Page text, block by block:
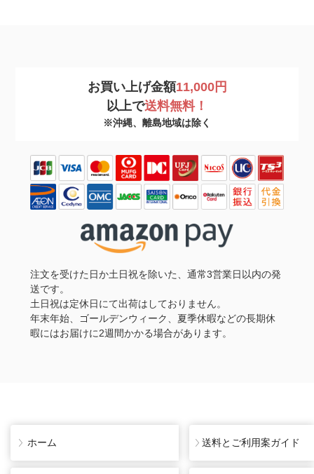
お買い上げ金額11,000円
以上で送料無料！
※沖縄、離島地域は除く
注文を受けた日か土日祝を除いた、通常3営業日以内の発
送です。
土日祝は定休日にて出荷はしておりません。
年末年始、ゴールデンウィーク、夏季休暇などの長期休
暇にはお届けに2週間かかる場合があります。
ホーム 送料とご利用案ガイド